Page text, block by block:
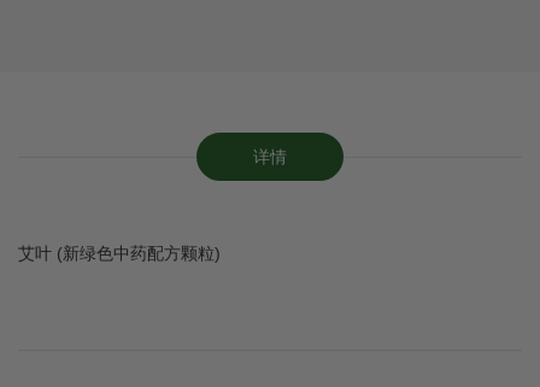
详情
艾叶 (新绿色中药配方颗粒)